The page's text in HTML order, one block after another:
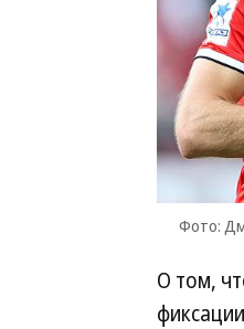
Фото:
О том,